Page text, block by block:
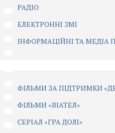
РАДІО
ЕЛЕКТРОННІ ЗМІ
ІНФОРМАЦІЙНІ ТА МЕДІА
ФІЛЬМИ ЗА ПІДТРИМКИ
ФІЛЬМИ «ВІАТЕЛ»
СЕРІАЛ «ГРА ДОЛІ»